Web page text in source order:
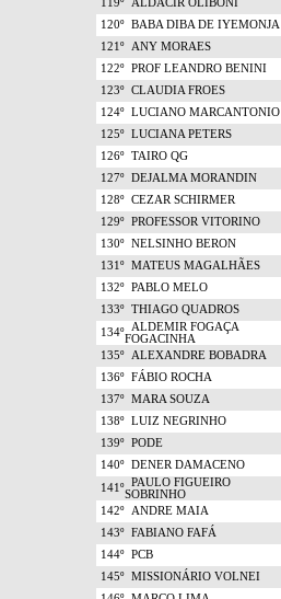
119º ALDACIR OLIBONI
120º BABA DIBA DE IYEMONJA
121º ANY MORAES
122º PROF LEANDRO BENINI
123º CLAUDIA FROES
124º LUCIANO MARCANTONIO
125º LUCIANA PETERS
126º TAIRO QG
127º DEJALMA MORANDIN
128º CEZAR SCHIRMER
129º PROFESSOR VITORINO
130º NELSINHO BERON
131º MATEUS MAGALHÃES
132º PABLO MELO
133º THIAGO QUADROS
134º ALDEMIR FOGAÇA
FOGACINHA
135º ALEXANDRE BOBADRA
136º FÁBIO ROCHA
137º MARA SOUZA
138º LUIZ NEGRINHO
139º PODE
140º DENER DAMACENO
141º PAULO FIGUEIRO
SOBRINHO
142º ANDRE MAIA
143º FABIANO FAFÁ
144º PCB
145º MISSIONÁRIO VOLNEI